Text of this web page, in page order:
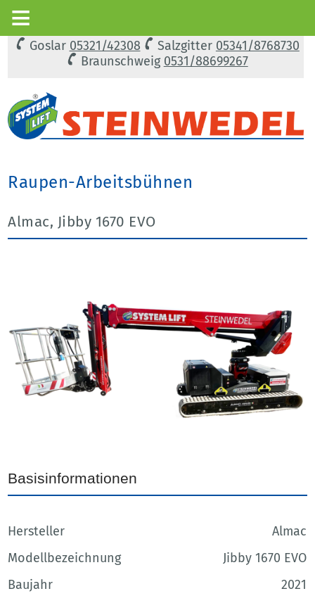
Goslar 05321/42308 Salzgitter 05341/8768730
Braunschweig 0531/88699267
Raupen-Arbeitsbühnen
Almac, Jibby 1670 EVO
Basisinformationen
Hersteller
Almac
Modellbezeichnung
Jibby 1670 EVO
Baujahr
2021